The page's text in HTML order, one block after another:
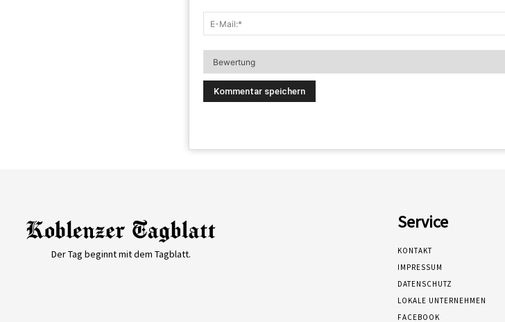
Der Tag beginnt mit dem Tagblatt.
Service
KONTAKT
IMPRESSUM
DATENSCHUTZ
LOKALE UNTERNEHMEN
FACEBOOK